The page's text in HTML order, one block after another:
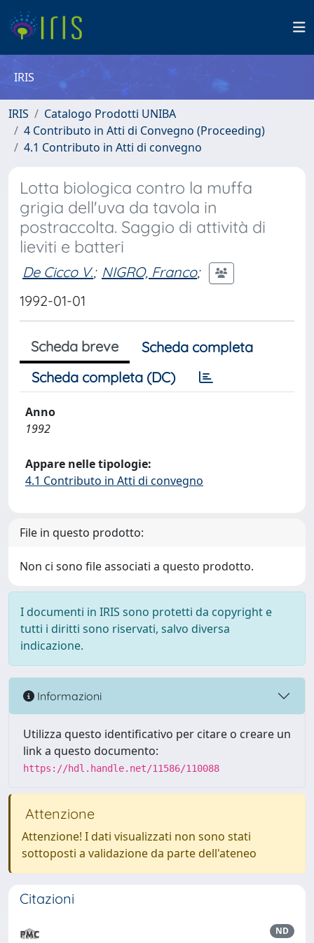
IRIS
IRIS
Catalogo Prodotti UNIBA
4 Contributo in Atti di Convegno (Proceeding)
4.1 Contributo in Atti di convegno
Lotta biologica contro la muffa
grigia dell'uva da tavola in
postraccolta. Saggio di attività di
lieviti e batteri
De Cicco V.; NIGRO, Franco;
1992-01-01
Scheda breve
Scheda completa
Scheda completa (DC)
Anno
1992
Appare nelle tipologie:
4.1 Contributo in Atti di convegno
File in questo prodotto:
Non ci sono file associati a questo prodotto.
I documenti in IRIS sono protetti da copyright e
tutti i diritti sono riservati, salvo diversa
indicazione.
Informazioni
Utilizza questo identificativo per citare o creare un
link a questo documento:
https://hdl.handle.net/11586/110088
Attenzione
Attenzione! I dati visualizzati non sono stati
sottoposti a validazione da parte dell'ateneo
Citazioni
ND